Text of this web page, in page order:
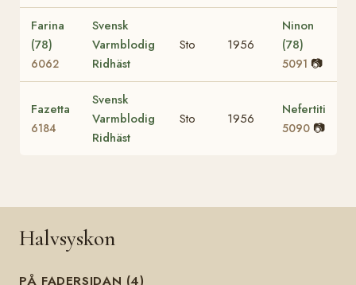
Farina
(78)
6062
Svensk
Varmblodig
Ridhäst
Sto 1956
Ninon
(78)
5091 📷
Fazetta
6184
Svensk
Varmblodig
Ridhäst
Sto 1956
Nefertiti
5090 📷
Halvsyskon
PÅ FADERSIDAN (4)